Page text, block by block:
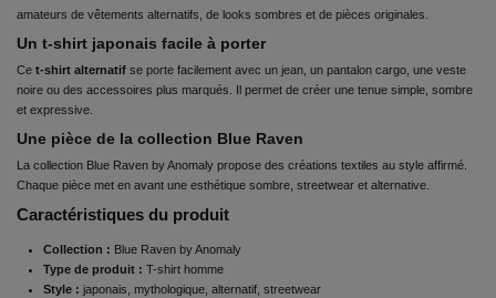
amateurs de vêtements alternatifs, de looks sombres et de pièces originales.
Un t-shirt japonais facile à porter
Ce t-shirt alternatif se porte facilement avec un jean, un pantalon cargo, une veste
noire ou des accessoires plus marqués. Il permet de créer une tenue simple, sombre
et expressive.
Une pièce de la collection Blue Raven
La collection Blue Raven by Anomaly propose des créations textiles au style affirmé.
Chaque pièce met en avant une esthétique sombre, streetwear et alternative.
Caractéristiques du produit
Collection : Blue Raven by Anomaly
Type de produit : T-shirt homme
Style : japonais, mythologique, alternatif, streetwear